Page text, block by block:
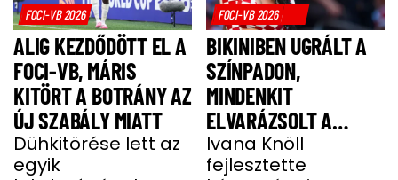
FOCI-VB 2026
ALIG KEZDŐDÖTT EL A
FOCI-VB, MÁRIS
KITÖRT A BOTRÁNY AZ
ÚJ SZABÁLY MIATT
Dühkitörése lett az
egyik
FOCI-VB 2026
BIKINIBEN UGRÁLT A
SZÍNPADON,
MINDENKIT
ELVARÁZSOLT A
LEGSZEXIBB
SZURKOLÓLÁNY
Ivana Knöll
fejlesztette